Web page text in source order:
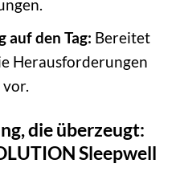
auf den Tag: Bereitet
Herausforderungen
vor.
die überzeugt:
Sleepwell